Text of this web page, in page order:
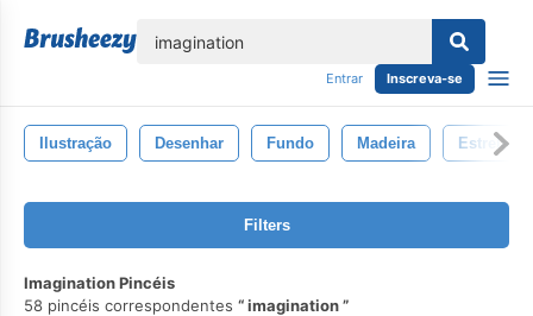
Entrar Inscreva-se
Ilustração Desenhar Fundo Madeira Estrela
Filters
Imagination Pincéis
58 pincéis correspondentes
imagination